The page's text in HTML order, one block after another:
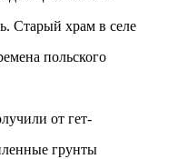
Старый храм в селе
польского
от гет-
грунты